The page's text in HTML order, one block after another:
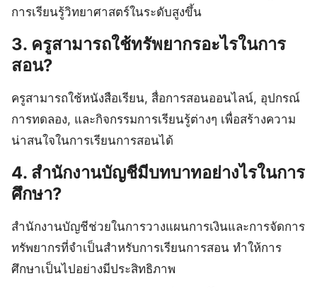
การเรียนรู้วิทยาศาสตร์ในระดับสูงขึ้น
3. ครูสามารถใช้ทรัพยากรอะไรในการ
สอน?
ครูสามารถใช้หนังสือเรียน, สื่อการสอนออนไลน์, อุปกรณ์
การทดลอง, และกิจกรรมการเรียนรู้ต่างๆ เพื่อสร้างความ
น่าสนใจในการเรียนการสอนได้
4. สำนักงานบัญชีมีบทบาทอย่างไรในการ
ศึกษา?
สำนักงานบัญชีช่วยในการวางแผนการเงินและการจัดการ
ทรัพยากรที่จำเป็นสำหรับการเรียนการสอน ทำให้การ
ศึกษาเป็นไปอย่างมีประสิทธิภาพ